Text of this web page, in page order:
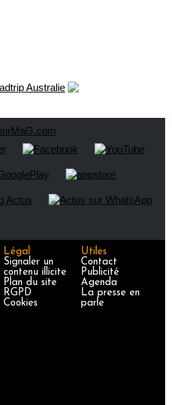
Légal
Signaler un
contenu illicite
Plan du site
RGPD
Cookies
Utiles
Contact
Publicité
Agenda
La presse en
parle